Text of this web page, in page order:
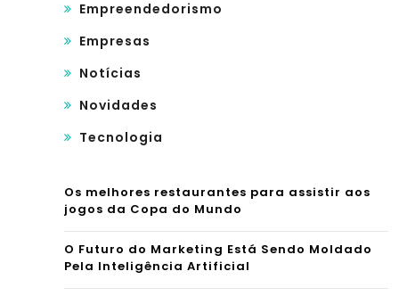
Empreendedorismo
Empresas
Notícias
Novidades
Tecnologia
Os melhores restaurantes para assistir aos
jogos da Copa do Mundo
O Futuro do Marketing Está Sendo Moldado
Pela Inteligência Artificial